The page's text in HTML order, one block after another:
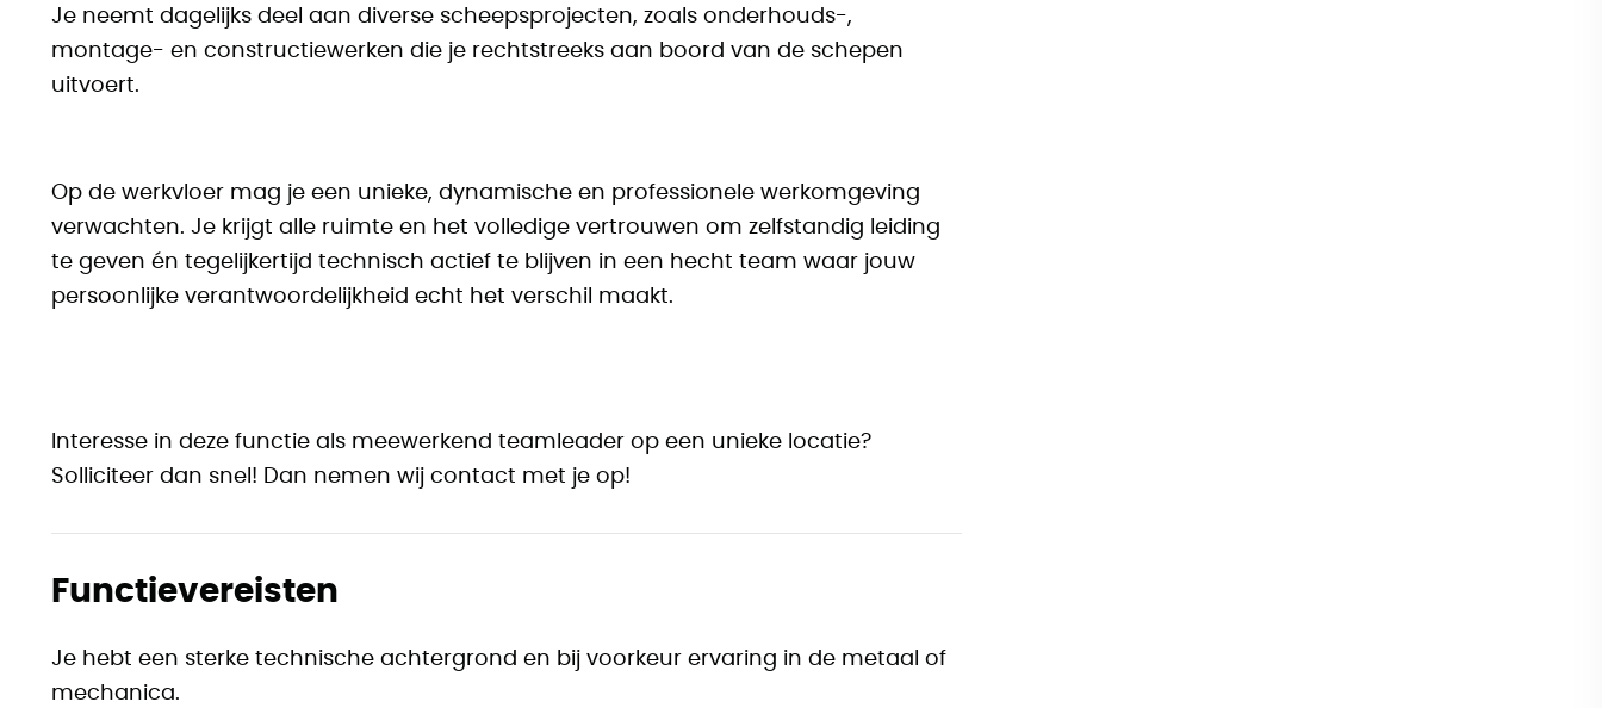
Je neemt dagelijks deel aan diverse scheepsprojecten, zoals onderhouds-,
montage- en constructiewerken die je rechtstreeks aan boord van de schepen
uitvoert.
Op de werkvloer mag je een unieke, dynamische en professionele werkomgeving
verwachten. Je krijgt alle ruimte en het volledige vertrouwen om zelfstandig leiding
te geven én tegelijkertijd technisch actief te blijven in een hecht team waar jouw
persoonlijke verantwoordelijkheid echt het verschil maakt.
Interesse in deze functie als meewerkend teamleader op een unieke locatie?
Solliciteer dan snel! Dan nemen wij contact met je op!
Functievereisten
Je hebt een sterke technische achtergrond en bij voorkeur ervaring in de metaal of
mechanica.